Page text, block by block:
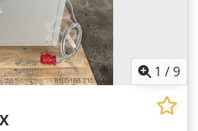
1 /9